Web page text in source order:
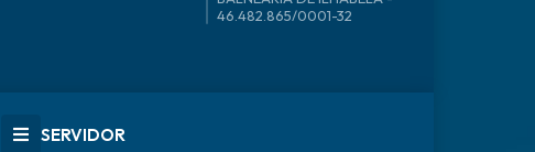
46.482.865/0001-32
SERVIDOR